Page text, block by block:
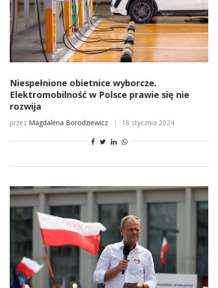
Niespełnione obietnice wyborcze.
Elektromobilność w Polsce prawie się nie
rozwija
przez Magdalena Borodziewicz 18 stycznia 2024